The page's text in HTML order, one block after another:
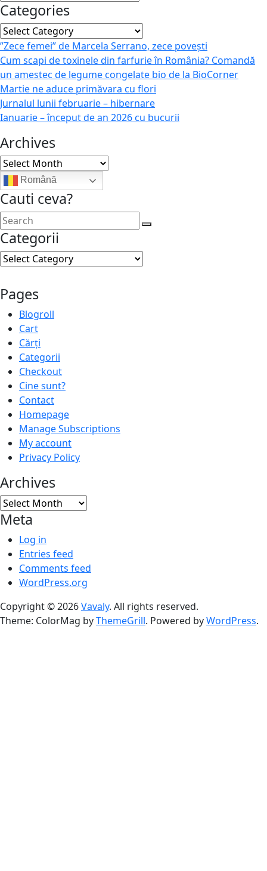
Categories
Categories
”Zece femei” de Marcela Serrano, zece povești
Cum scapi de toxinele din farfurie în România? Comandă
un amestec de legume congelate bio de la BioCorner
Martie ne aduce primăvara cu flori
Jurnalul lunii februarie – hibernare
Ianuarie – început de an 2026 cu bucurii
Archives
Archives
Română
Cauti ceva?
Categorii
Categorii
Pages
Blogroll
Cart
Cărți
Categorii
Checkout
Cine sunt?
Contact
Homepage
Manage Subscriptions
My account
Privacy Policy
Archives
Archives
Meta
Log in
Entries feed
Comments feed
WordPress.org
Copyright © 2026Vavaly. All rights reserved.
Theme: ColorMag byThemeGrill. Powered byWordPress.